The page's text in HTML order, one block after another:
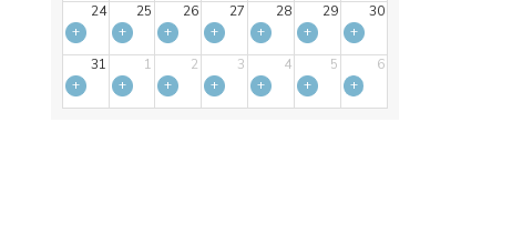
24
25 26 27 28 29
30
+
+ + + + +
+
31
1 2 3 4 5
6
+
+ + + + + +